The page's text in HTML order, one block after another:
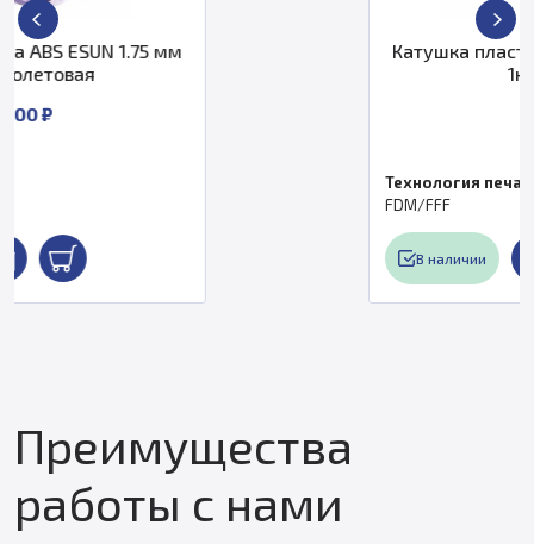
Катушка пластика ABS ESUN 1.75
Преимущества
работы с нами